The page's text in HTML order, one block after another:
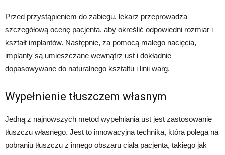
Przed przystąpieniem do zabiegu, lekarz przeprowadza
szczegółową ocenę pacjenta, aby określić odpowiedni rozmiar i
kształt implantów. Następnie, za pomocą małego nacięcia,
implanty są umieszczane wewnątrz ust i dokładnie
dopasowywane do naturalnego kształtu i linii warg.
Wypełnienie tłuszczem własnym
Jedną z najnowszych metod wypełniania ust jest zastosowanie
tłuszczu własnego. Jest to innowacyjna technika, która polega na
pobraniu tłuszczu z innego obszaru ciała pacjenta, takiego jak